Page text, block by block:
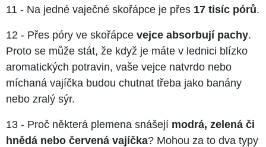
11 - Na jedné vaječné skořápce je přes 17 tisíc pórů.
12 - Přes póry ve skořápce vejce absorbují pachy.
Proto se může stát, že když je máte v lednici blízko
aromatických potravin, vaše vejce natvrdo nebo
míchaná vajíčka budou chutnat třeba jako banány
nebo zralý sýr.
13 - Proč některá plemena snášejí modrá, zelená či
hnědá nebo červená vajíčka? Mohou za to dva typy